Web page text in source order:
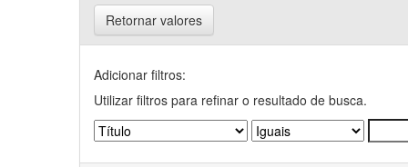
Retornar valores
Adicionar filtros:
Utilizar filtros para refinar o resultado de busca.